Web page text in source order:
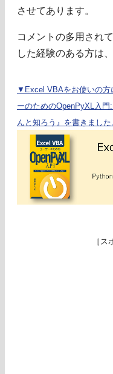
させてあります。
コメントの多用され
した経験のある方は
▼Excel VBAをお使いの方
ーのためのOpenPyXL入
んと知ろう』を書きました
［ス